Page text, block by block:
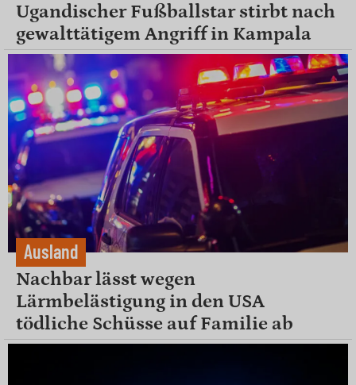
Ugandischer Fußballstar stirbt nach
gewalttätigem Angriff in Kampala
Ausland
Nachbar lässt wegen
Lärmbelästigung in den USA
tödliche Schüsse auf Familie ab